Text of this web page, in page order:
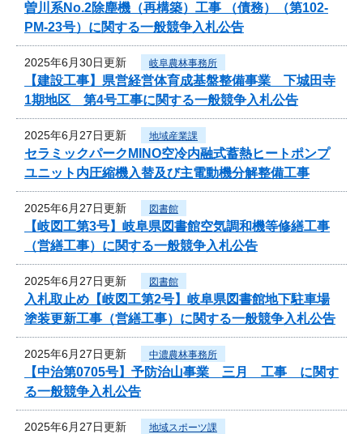
曽川系No.2除塵機（再構築）工事 （債務）（第102-
PM-23号）に関する一般競争入札公告
2025年6月30日更新 岐阜農林事務所
【建設工事】県営経営体育成基盤整備事業 下城田寺
1期地区 第4号工事に関する一般競争入札公告
2025年6月27日更新 地域産業課
セラミックパークMINO空冷内融式蓄熱ヒートポンプ
ユニット内圧縮機入替及び主電動機分解整備工事
2025年6月27日更新 図書館
【岐図工第3号】岐阜県図書館空気調和機等修繕工事
（営繕工事）に関する一般競争入札公告
2025年6月27日更新 図書館
入札取止め【岐図工第2号】岐阜県図書館地下駐車場
塗装更新工事（営繕工事）に関する一般競争入札公告
2025年6月27日更新 中濃農林事務所
【中治第0705号】予防治山事業 三月 工事 に関す
る一般競争入札公告
2025年6月27日更新 地域スポーツ課